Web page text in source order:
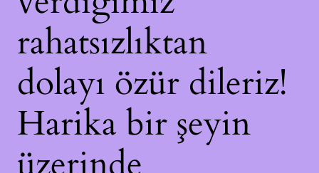
rahatsızlıktan
dolayı özür dileriz!
Harika bir şeyin